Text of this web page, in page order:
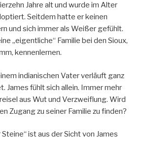
Jahre alt und wurde im Alter
Seitdem hatte er keinen
und sich immer als Weißer gefühlt.
„eigentliche“ Familie bei den Sioux,
kennenlernen.
indianischen Vater verläuft ganz
James fühlt sich allein. Immer mehr
aus Wut und Verzweiflung. Wird
Zugang zu seiner Familie zu finden?
ist aus der Sicht von James